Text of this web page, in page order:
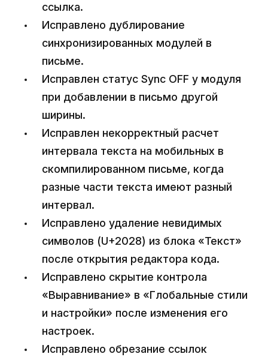
ссылка.
Исправлено дублирование
синхронизированных модулей в
письме.
Исправлен статус Sync OFF у модуля
при добавлении в письмо другой
ширины.
Исправлен некорректный расчет
интервала текста на мобильных в
скомпилированном письме, когда
разные части текста имеют разный
интервал.
Исправлено удаление невидимых
символов (U+2028) из блока «Текст»
после открытия редактора кода.
Исправлено скрытие контрола
«Выравнивание» в «Глобальные стили
и настройки» после изменения его
настроек.
Исправлено обрезание ссылок